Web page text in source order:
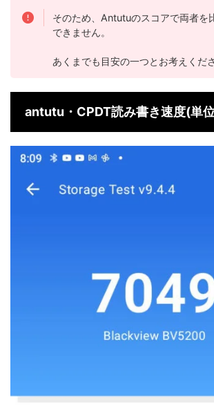
そのため、Antutuのスコアで両者を
できません。
あくまでも目安の一つとお考えくだ
antutu・CPDT読み書き速度(単